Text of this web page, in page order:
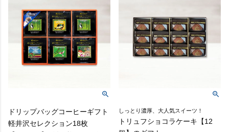
ドリップバッグコーヒーギフト
軽井沢セレクション18枚
しっとり濃厚、大人気スイーツ！
トリュフショコラケーキ【12